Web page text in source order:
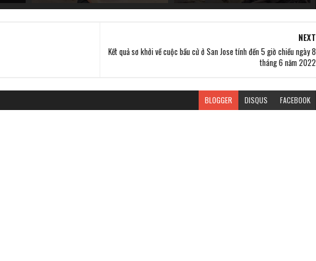
NEXT
Kết quả sơ khởi về cuộc bầu cử ở San Jose tính đến 5 giờ chiều ngày 8
tháng 6 năm 2022
BLOGGER DISQUS FACEBOOK